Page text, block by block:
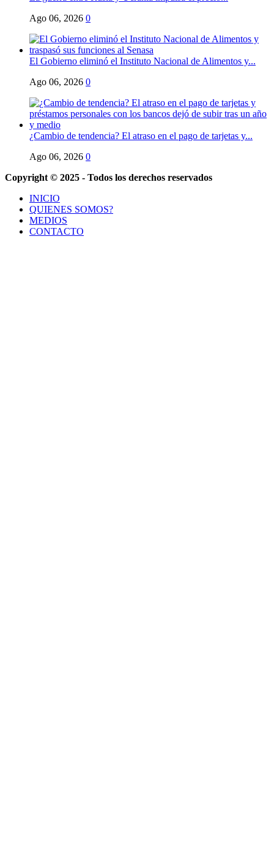
Ago 06, 2026 0
El Gobierno eliminó el Instituto Nacional de Alimentos y...
Ago 06, 2026 0
¿Cambio de tendencia? El atraso en el pago de tarjetas y...
Ago 06, 2026 0
Copyright © 2025 - Todos los derechos reservados
INICIO
QUIENES SOMOS?
MEDIOS
CONTACTO